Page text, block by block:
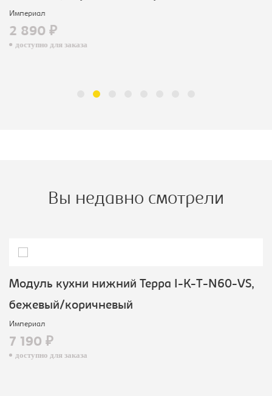
Империал
2 890 ₽
доступно для заказа
Вы недавно смотрели
Модуль кухни нижний Терра I-K-T-N60-VS,
бежевый/коричневый
Империал
7 190 ₽
доступно для заказа